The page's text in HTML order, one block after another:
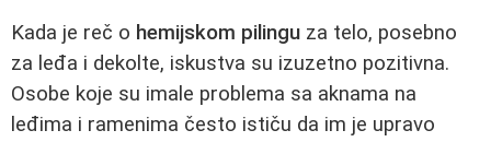
Kada je reč o hemijskom pilingu za telo, posebno
za leđa i dekolte, iskustva su izuzetno pozitivna.
Osobe koje su imale problema sa aknama na
leđima i ramenima često ističu da im je upravo